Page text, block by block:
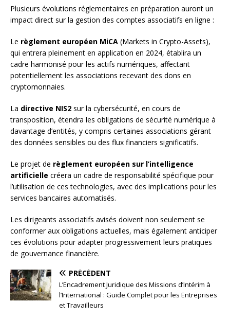
Plusieurs évolutions réglementaires en préparation auront un
impact direct sur la gestion des comptes associatifs en ligne :
Le règlement européen MiCA (Markets in Crypto-Assets),
qui entrera pleinement en application en 2024, établira un
cadre harmonisé pour les actifs numériques, affectant
potentiellement les associations recevant des dons en
cryptomonnaies.
La directive NIS2 sur la cybersécurité, en cours de
transposition, étendra les obligations de sécurité numérique à
davantage d’entités, y compris certaines associations gérant
des données sensibles ou des flux financiers significatifs.
Le projet de règlement européen sur l’intelligence
artificielle créera un cadre de responsabilité spécifique pour
l’utilisation de ces technologies, avec des implications pour les
services bancaires automatisés.
Les dirigeants associatifs avisés doivent non seulement se
conformer aux obligations actuelles, mais également anticiper
ces évolutions pour adapter progressivement leurs pratiques
de gouvernance financière.
PRÉCÉDENT
L’Encadrement Juridique des Missions d’Intérim à
l’International : Guide Complet pour les Entreprises
et Travailleurs